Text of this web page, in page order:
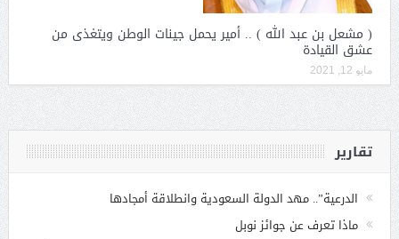
( مشعل بن عبد الله ) .. أمير يحمل جينات الوطن ويتغذى من
عشق القيادة
مايو 12, 2021
تقارير
الدرعية”.. مهد الدولة السعودية وانطلاقة أمجادها
ماذا تعرف عن جوائز نوبل